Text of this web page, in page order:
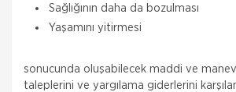
Sağlığının daha da bozulması
Yaşamını yitirmesi
sonucunda oluşabilecek maddi ve
taleplerini ve yargılama giderlerini